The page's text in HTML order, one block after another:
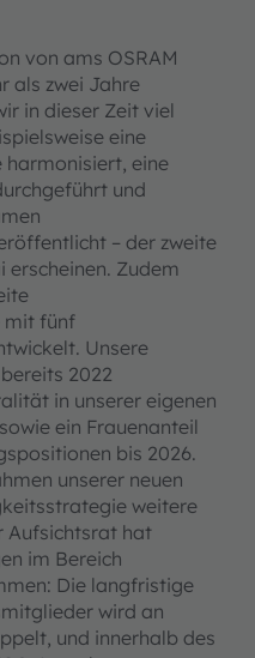
von ams OSRAM
als zwei Jahre
in dieser Zeit viel
eine
harmonisiert, eine
und
– der zweite
Zudem
mit fünf
Unsere
2022
in unserer eigenen
ein Frauenanteil
bis 2026.
unserer neuen
weitere
Aufsichtsrat hat
im Bereich
Die langfristige
wird an
und innerhalb des